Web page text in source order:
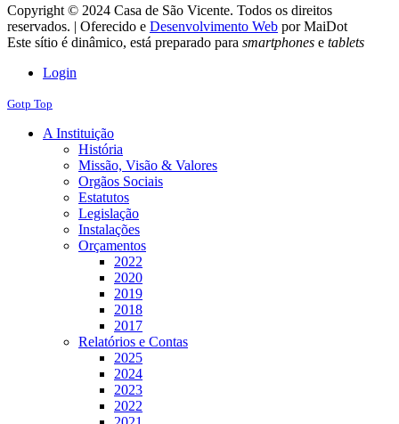
Copyright © 2024 Casa de São Vicente. Todos os direitos
reservados. | Oferecido e Desenvolvimento Web por MaiDot
Este sítio é dinâmico, está preparado para smartphones e tablets
Login
Gotp Top
A Instituição
História
Missão, Visão & Valores
Orgãos Sociais
Estatutos
Legislação
Instalações
Orçamentos
2022
2020
2019
2018
2017
Relatórios e Contas
2025
2024
2023
2022